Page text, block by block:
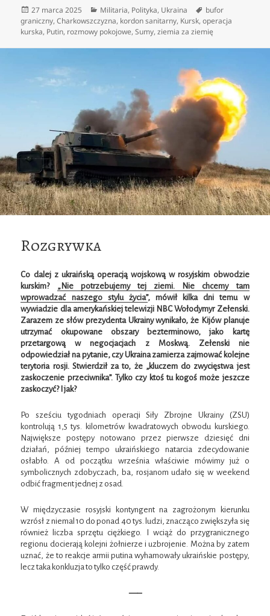
Data
publikacji
27 marca 2025 Kategorie
Militaria, Polityka, Ukraina Tagi
bufor
graniczny,Charkowszczyzna, kordon sanitarny, Kursk,operacja
kurska, Putin, rozmowy pokojowe,Sumy,ziemia za ziemię
Rozgrywka
Co dalej z ukraińską operacją wojskową w rosyjskim obwodzie
kurskim? „Nie potrzebujemy tej ziemi. Nie chcemy tam
wprowadzać naszego stylu życia”, mówił kilka dni temu w
wywiadzie dla amerykańskiej telewizji NBC Wołodymyr Zełenski.
Zarazem ze słów prezydenta Ukrainy wynikało, że Kijów planuje
utrzymać okupowane obszary bezterminowo, jako kartę
przetargową w negocjacjach z Moskwą. Zełenski nie
odpowiedział na pytanie, czy Ukraina zamierza zajmować kolejne
terytoria rosji. Stwierdził za to, że „kluczem do zwycięstwa jest
zaskoczenie przeciwnika”. Tylko czy ktoś tu kogoś może jeszcze
zaskoczyć? I jak?
Po sześciu tygodniach operacji Siły Zbrojne Ukrainy (ZSU)
kontrolują 1,5 tys. kilometrów kwadratowych obwodu kurskiego.
Największe postępy notowano przez pierwsze dziesięć dni
działań, później tempo ukraińskiego natarcia zdecydowanie
osłabło. A od początku września właściwie mówimy już o
symbolicznych zdobyczach, ba, rosjanom udało się w weekend
odbić fragment jednej z osad.
W międzyczasie rosyjski kontyngent na zagrożonym kierunku
wzrósł z niemal 10 do ponad 40 tys. ludzi, znacząco zwiększyła się
również liczba sprzętu ciężkiego. I wciąż do przygranicznego
regionu docierają kolejni żołnierze i uzbrojenie. Można by zatem
uznać, że to reakcje armii putina wyhamowały ukraińskie postępy,
lecz taka konkluzja to tylko część prawdy.
—–